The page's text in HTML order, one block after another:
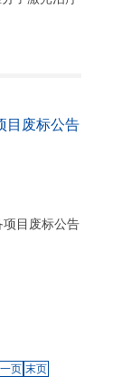
目废标公告
目废标公告
页 末页